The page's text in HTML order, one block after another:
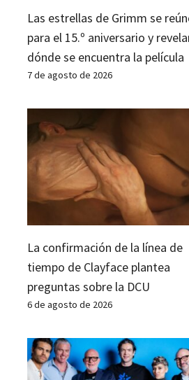
Las estrellas de Grimm se
para el 15.º aniversario y
dónde se encuentra la película
7 de agosto de 2026
La confirmación de la línea de
tiempo de Clayface plantea
preguntas sobre la DCU
6 de agosto de 2026